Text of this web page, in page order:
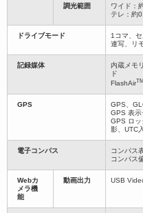
調光範囲
ワイド：
テレ：約
ドライブモード
1コマ、
連写、リ
記録媒体
内蔵メモ
ド
FlashAirTM
GPS
GPS、
GPS 表示
GPS ロッ
影、UTC
電子コンパス
コンパス
コンパス
Webカ
メラ機
能
動画出力 USB